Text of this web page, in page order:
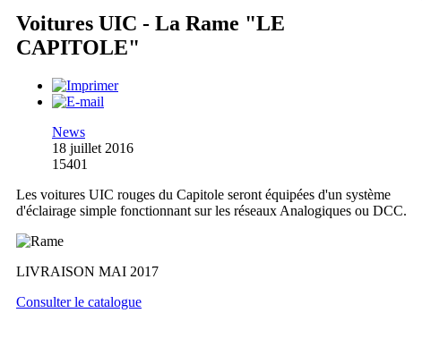
Voitures UIC - La Rame "LE
CAPITOLE"
News
18 juillet 2016
15401
Les voitures UIC rouges du Capitole seront équipées d'un système
d'éclairage simple fonctionnant sur les réseaux Analogiques ou DCC.
LIVRAISON MAI 2017
Consulter le catalogue